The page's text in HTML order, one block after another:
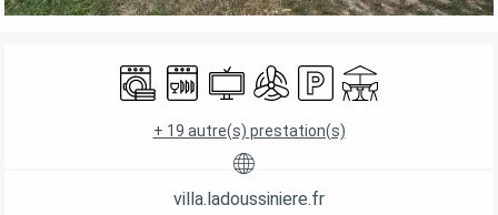
OUVERTURE ET COORDONNÉES
Lave lingeLave vaisselle
TélévisionAir conditionné
ParkingTerrasse
+ 19 autre(s) prestation(s)
villa.ladoussiniere.fr